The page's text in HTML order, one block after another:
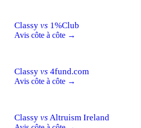
Classy vs 1%Club
Avis côte à côte →
Classy vs 4fund.com
Avis côte à côte →
Classy vs Altruism Ireland